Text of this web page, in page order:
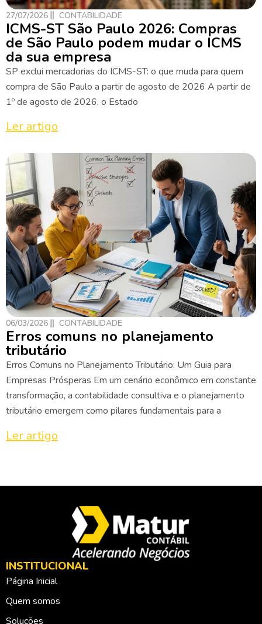
27/07/2026 CONTABILIDADE
ICMS-ST São Paulo 2026: Compras
de São Paulo podem mudar o ICMS
da sua empresa
SP exclui mercadorias do ICMS-ST: o que muda para quem
compra de São Paulo a partir de agosto de 2026 A partir de
1º de agosto de 2026, o Estado
Ler artigo
06/03/2026 CONTABILIDADE
Erros comuns no planejamento
tributário
Erros Comuns no Planejamento Tributário: Um Guia para
Empresas Prósperas Em um cenário econômico em constante
transformação, a contabilidade consultiva e o planejamento
tributário emergem como pilares fundamentais para a
Ler artigo
INSTITUCIONAL
Página Inicial
Quem somos
Soluções